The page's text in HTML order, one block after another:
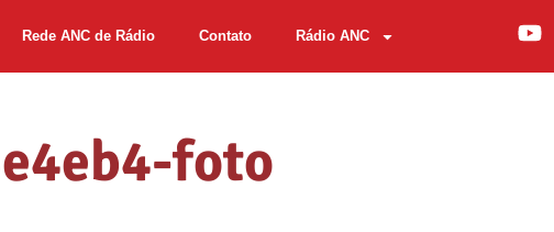
Rede ANC de Rádio Contato Rádio ANC
foto